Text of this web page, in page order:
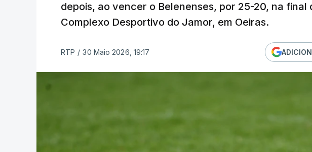
depois, ao vencer o Belenenses, por 25-20, na final
Complexo Desportivo do Jamor, em Oeiras.
RTP / 30 Maio 2026, 19:17